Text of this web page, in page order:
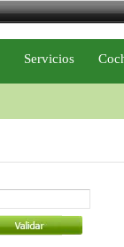
Servicios